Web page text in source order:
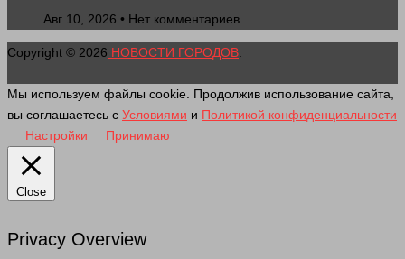
Авг 10, 2026 • Нет комментариев
Copyright © 2026 НОВОСТИ ГОРОДОВ.
Мы используем файлы cookie. Продолжив использование сайта,
вы соглашаетесь с Условиями и Политикой конфиденциальности
Настройки
Принимаю
Close
Privacy Overview